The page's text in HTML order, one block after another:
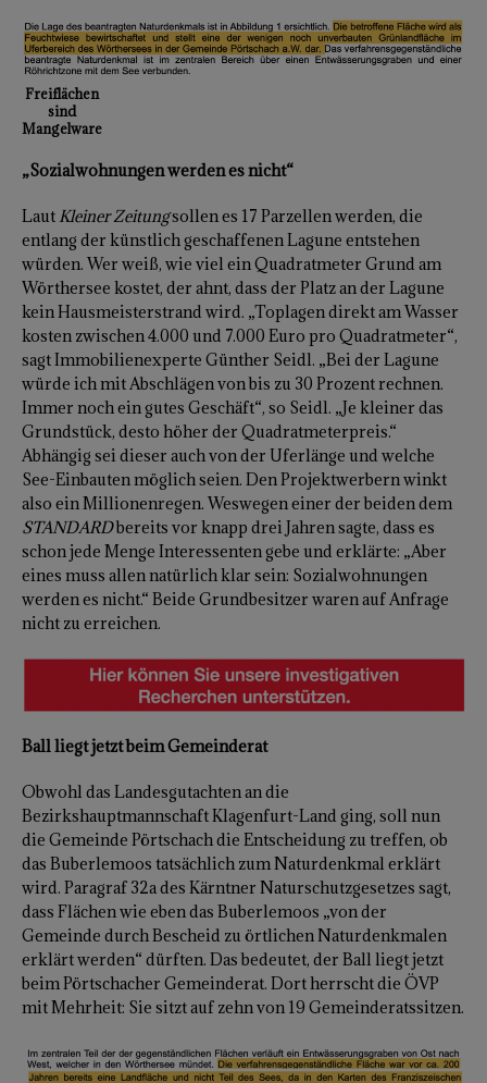
Freiflächen
sind
Mangelware
„Sozialwohnungen werden es nicht“
Laut Kleiner Zeitungsollen es 17 Parzellen werden, die
entlang der künstlich geschaffenen Lagune entstehen
würden. Wer weiß, wie viel ein Quadratmeter Grund am
Wörthersee kostet, der ahnt, dass der Platz an der Lagune
kein Hausmeisterstrand wird. „Toplagen direkt am Wasser
kosten zwischen 4.000 und 7.000 Euro pro Quadratmeter“,
sagt Immobilienexperte Günther Seidl. „Bei der Lagune
würde ich mit Abschlägen von bis zu 30 Prozent rechnen.
Immer noch ein gutes Geschäft“, so Seidl. „Je kleiner das
Grundstück, desto höher der Quadratmeterpreis.“
Abhängig sei dieser auch von der Uferlänge und welche
See-Einbauten möglich seien. Den Projektwerbern winkt
also ein Millionenregen. Weswegen einer der beiden dem
STANDARDbereits vor knapp drei Jahren sagte, dass es
schon jede Menge Interessenten gebe und erklärte: „Aber
eines muss allen natürlich klar sein: Sozialwohnungen
werden es nicht.“ Beide Grundbesitzer waren auf Anfrage
nicht zu erreichen.
Ball liegt jetzt beim Gemeinderat
Obwohl das Landesgutachten an die
Bezirkshauptmannschaft Klagenfurt-Land ging, soll nun
die Gemeinde Pörtschach die Entscheidung zu treffen, ob
das Buberlemoos tatsächlich zum Naturdenkmal erklärt
wird. Paragraf 32a des Kärntner Naturschutzgesetzes sagt,
dass Flächen wie eben das Buberlemoos „von der
Gemeinde durch Bescheid zu örtlichen Naturdenkmalen
erklärt werden“ dürften. Das bedeutet, der Ball liegt jetzt
beim Pörtschacher Gemeinderat. Dort herrscht die ÖVP
mit Mehrheit: Sie sitzt auf zehn von 19 Gemeinderatssitzen.